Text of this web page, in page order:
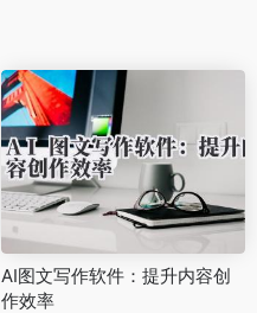
AI图文写作软件：提升内容创
作效率